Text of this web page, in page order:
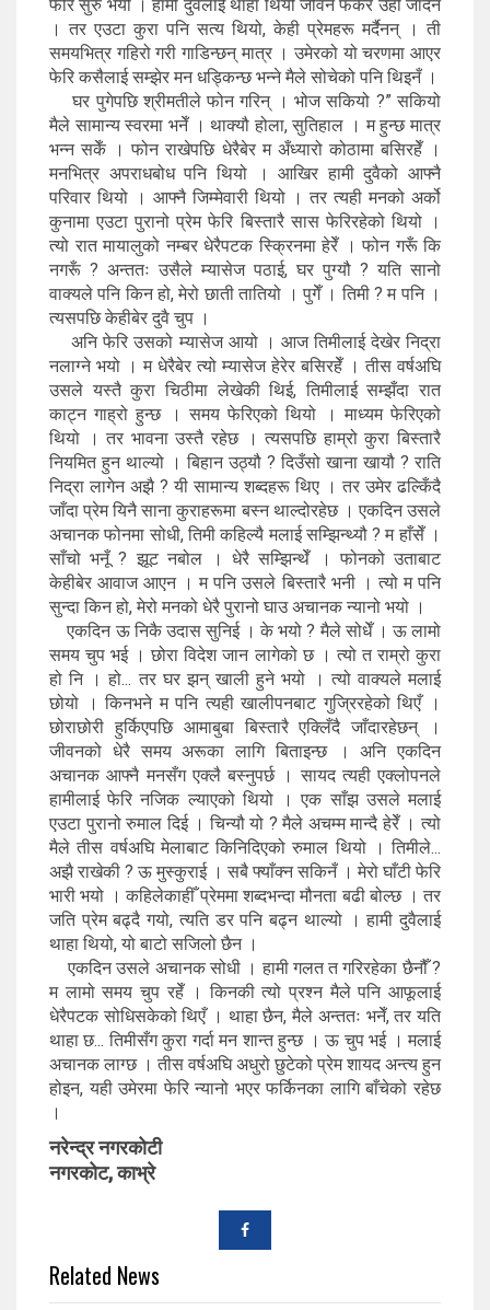
फेरि सुरु भयो । हामी दुवैलाई थाहा थियो जीवन फर्केर उहीँ जाँदैन
। तर एउटा कुरा पनि सत्य थियो, केही प्रेमहरू मर्दैनन् । ती
समयभित्र गहिरो गरी गाडिन्छन् मात्र । उमेरको यो चरणमा आएर
फेरि कसैलाई सम्झेर मन धड्किन्छ भन्ने मैले सोचेको पनि थिइनँ ।
घर पुगेपछि श्रीमतीले फोन गरिन् । भोज सकियो ?” सकियो
मैले सामान्य स्वरमा भनेँ । थाक्यौ होला, सुतिहाल । म हुन्छ मात्र
भन्न सकेँ । फोन राखेपछि धेरैबेर म अँध्यारो कोठामा बसिरहेँ ।
मनभित्र अपराधबोध पनि थियो । आखिर हामी दुवैको आफ्नै
परिवार थियो । आफ्नै जिम्मेवारी थियो । तर त्यही मनको अर्को
कुनामा एउटा पुरानो प्रेम फेरि बिस्तारै सास फेरिरहेको थियो ।
त्यो रात मायालुको नम्बर धेरैपटक स्क्रिनमा हेरेँ । फोन गरूँ कि
नगरूँ ? अन्ततः उसैले म्यासेज पठाई, घर पुग्यौ ? यति सानो
वाक्यले पनि किन हो, मेरो छाती तातियो । पुगेँ । तिमी ? म पनि ।
त्यसपछि केहीबेर दुवै चुप ।
अनि फेरि उसको म्यासेज आयो । आज तिमीलाई देखेर निद्रा
नलाग्ने भयो । म धेरैबेर त्यो म्यासेज हेरेर बसिरहेँ । तीस वर्षअघि
उसले यस्तै कुरा चिठीमा लेखेकी थिई, तिमीलाई सम्झँदा रात
काट्न गाह्रो हुन्छ । समय फेरिएको थियो । माध्यम फेरिएको
थियो । तर भावना उस्तै रहेछ । त्यसपछि हाम्रो कुरा बिस्तारै
नियमित हुन थाल्यो । बिहान उठ्यौ ? दिउँसो खाना खायौ ? राति
निद्रा लागेन अझै ? यी सामान्य शब्दहरू थिए । तर उमेर ढल्किँदै
जाँदा प्रेम यिनै साना कुराहरूमा बस्न थाल्दोरहेछ । एकदिन उसले
अचानक फोनमा सोधी, तिमी कहिल्यै मलाई सम्झिन्थ्यौ ? म हाँसेँ ।
साँचो भनूँ ? झूट नबोल । धेरै सम्झिन्थेँ । फोनको उताबाट
केहीबेर आवाज आएन । म पनि उसले बिस्तारै भनी । त्यो म पनि
सुन्दा किन हो, मेरो मनको धेरै पुरानो घाउ अचानक न्यानो भयो ।
एकदिन ऊ निकै उदास सुनिई । के भयो ? मैले सोधेँ । ऊ लामो
समय चुप भई । छोरा विदेश जान लागेको छ । त्यो त राम्रो कुरा
हो नि । हो... तर घर झन् खाली हुने भयो । त्यो वाक्यले मलाई
छोयो । किनभने म पनि त्यही खालीपनबाट गुज्रिरहेको थिएँ ।
छोराछोरी हुर्किएपछि आमाबुबा बिस्तारै एक्लिँदै जाँदारहेछन् ।
जीवनको धेरै समय अरूका लागि बिताइन्छ । अनि एकदिन
अचानक आफ्नै मनसँग एक्लै बस्नुपर्छ । सायद त्यही एक्लोपनले
हामीलाई फेरि नजिक ल्याएको थियो । एक साँझ उसले मलाई
एउटा पुरानो रुमाल दिई । चिन्यौ यो ? मैले अचम्म मान्दै हेरेँ । त्यो
मैले तीस वर्षअघि मेलाबाट किनिदिएको रुमाल थियो । तिमीले...
अझै राखेकी ? ऊ मुस्कुराई । सबै फ्याँक्न सकिनँ । मेरो घाँटी फेरि
भारी भयो । कहिलेकाहीँ प्रेममा शब्दभन्दा मौनता बढी बोल्छ । तर
जति प्रेम बढ्दै गयो, त्यति डर पनि बढ्न थाल्यो । हामी दुवैलाई
थाहा थियो, यो बाटो सजिलो छैन ।
एकदिन उसले अचानक सोधी । हामी गलत त गरिरहेका छैनौँ ?
म लामो समय चुप रहेँ । किनकी त्यो प्रश्न मैले पनि आफूलाई
धेरैपटक सोधिसकेको थिएँ । थाहा छैन, मैले अन्ततः भनेँ, तर यति
थाहा छ... तिमीसँग कुरा गर्दा मन शान्त हुन्छ । ऊ चुप भई । मलाई
अचानक लाग्छ । तीस वर्षअघि अधुरो छुटेको प्रेम शायद अन्त्य हुन
होइन, यही उमेरमा फेरि न्यानो भएर फर्किनका लागि बाँचेको रहेछ
।
नरेन्द्र नगरकोटी
नगरकोट, काभ्रे
Related News